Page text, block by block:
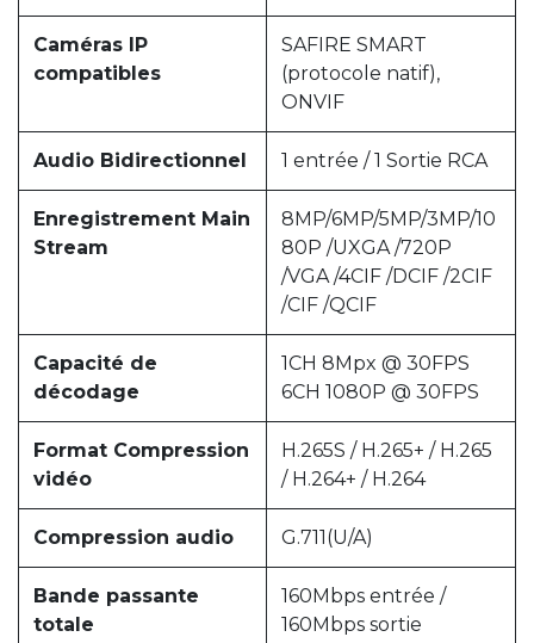
Caméras IP
compatibles
SAFIRE SMART
(protocole natif),
ONVIF
Audio Bidirectionnel 1 entrée / 1 Sortie RCA
Enregistrement Main
Stream
8MP/6MP/5MP/3MP/10
80P /UXGA /720P
/VGA /4CIF /DCIF /2CIF
/CIF /QCIF
Capacité de
décodage
1CH 8Mpx @ 30FPS
6CH 1080P @ 30FPS
Format Compression
vidéo
H.265S / H.265+ / H.265
/ H.264+ / H.264
Compression audio G.711(U/A)
Bande passante
totale
160Mbps entrée /
160Mbps sortie